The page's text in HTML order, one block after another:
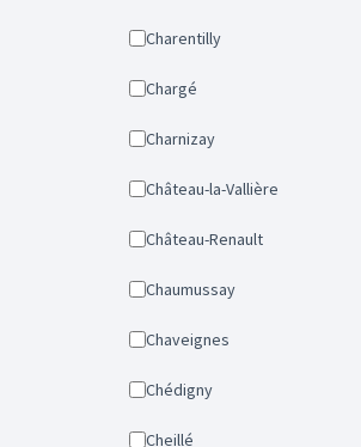
Charentilly
Chargé
Charnizay
Château-la-Vallière
Château-Renault
Chaumussay
Chaveignes
Chédigny
Cheillé